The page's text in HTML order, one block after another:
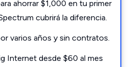
ahorrar $1,000 en tu primer
cubrirá la diferencia.
varios años y sin contratos.
Internet desde $60 al mes